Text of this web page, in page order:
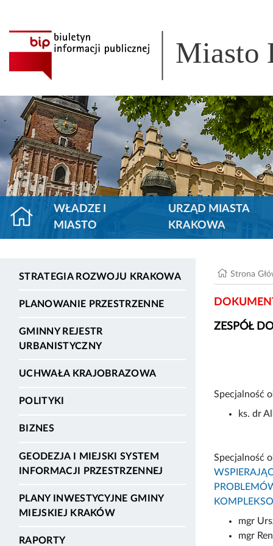
Miasto
WŁADZE I
MIASTO
URZĄD MIASTA
KRAKOWA
STRATEGIA ROZWOJU KRAKOWA
PLANOWANIE PRZESTRZENNE
GMINNY REJESTR
URBANISTYCZNY
UCHWAŁA KRAJOBRAZOWA
POLITYKI
BIZNES
GEODEZJA I MIEJSKI SYSTEM
INFORMACJI PRZESTRZENNEJ
PLANY INWESTYCYJNE GMINY
MIEJSKIEJ KRAKÓW
RAPORTY
Strona
ZESPÓŁ
Specjalność
ks. dr
Specjalność
mgr
mgr